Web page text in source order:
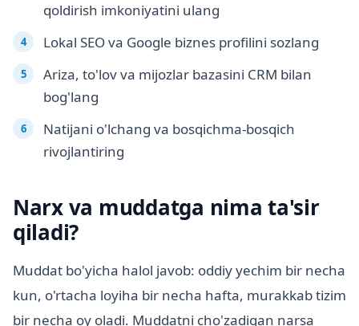
qoldirish imkoniyatini ulang
Lokal SEO va Google biznes profilini sozlang
Ariza, to'lov va mijozlar bazasini CRM bilan
bog'lang
Natijani o'lchang va bosqichma-bosqich
rivojlantiring
Narx va muddatga nima ta'sir
qiladi?
Muddat bo'yicha halol javob: oddiy yechim bir necha
kun, o'rtacha loyiha bir necha hafta, murakkab tizim
bir necha oy oladi. Muddatni cho'zadigan narsa